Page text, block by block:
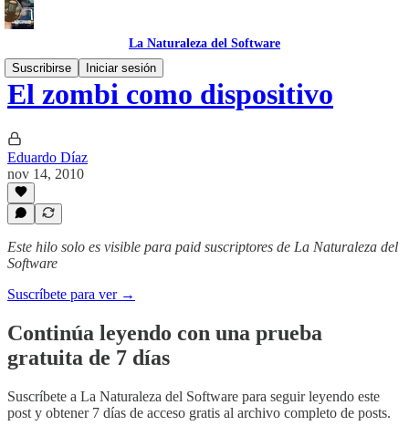
La Naturaleza del Software
Suscribirse
Iniciar sesión
El zombi como dispositivo
Eduardo Díaz
nov 14, 2010
Este hilo solo es visible para paid suscriptores de La Naturaleza del
Software
Suscríbete para ver →
Continúa leyendo con una prueba
gratuita de 7 días
Suscríbete a La Naturaleza del Software para seguir leyendo este
post y obtener 7 días de acceso gratis al archivo completo de posts.